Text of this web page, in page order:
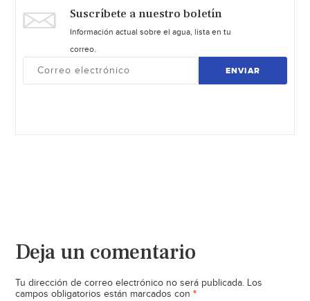
Suscríbete a nuestro boletín
Información actual sobre el agua, lista en tu
correo.
ENVIAR
Deja un comentario
Tu dirección de correo electrónico no será publicada. Los
campos obligatorios están marcados con *